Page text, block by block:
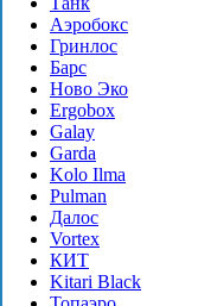
Аэробокс
Гринлос
Барс
Ново Эко
Ergobox
Galay
Garda
Kolo Ilma
Pulman
Далос
Vortex
КИТ
Kitari Black